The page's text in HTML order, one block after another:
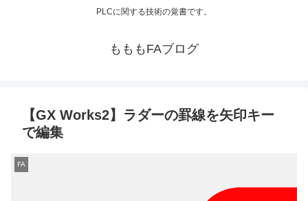
PLCに関する技術の覚書です。
もももFAブログ
【GX Works2】ラダーの罫線を矢印キー
で編集
FA